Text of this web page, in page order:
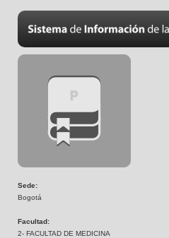
Sede:
Bogotá
Facultad:
2- FACULTAD DE MEDICINA